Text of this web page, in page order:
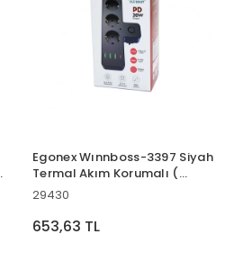
Egonex Wınnboss-3397 Siyah
Termal Akım Korumalı (
3xpriz ) ( 3xusb ) (1xtype-c)
29430
653,63 TL